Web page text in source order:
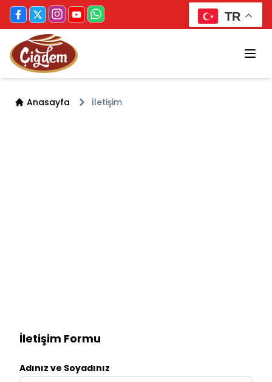
TR
Anasayfa İletişim
İletişim Formu
Adınız ve Soyadınız